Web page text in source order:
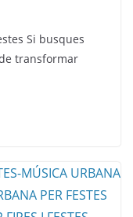
Si busques
transformar